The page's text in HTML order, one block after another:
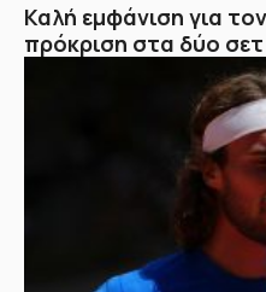
Καλή εμφάνιση για
πρόκριση στα δύο σετ